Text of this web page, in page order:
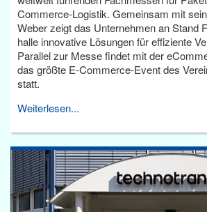
Commerce-Logistik. Gemeinsam mit
Weber zeigt das Unternehmen an Stand
halle innovative Lösungen für effiziente
Parallel zur Messe findet mit der
das größte E-Commerce-Event des
statt.
Weiterlesen...